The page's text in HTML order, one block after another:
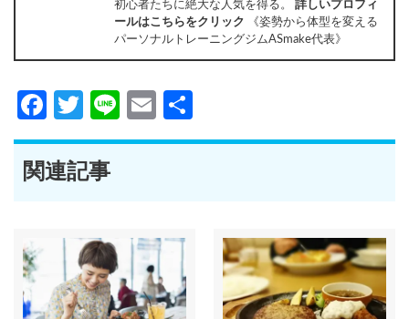
初心者たちに絶大な人気を得る。 詳しいプロフィ
ールはこちらをクリック 《姿勢から体型を変える
パーソナルトレーニングジムASmake代表》
Facebook
Twitter
LineEmail
有
関連記事